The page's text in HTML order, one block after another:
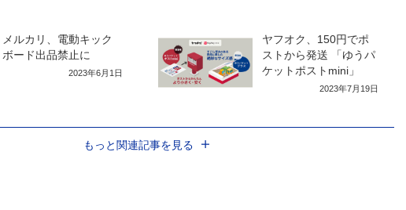
メルカリ、電動キック
ボード出品禁止に
2023年6月1日
ヤフオク、150円でポ
ストから発送 「ゆうパ
ケットポストmini」
2023年7月19日
もっと関連記事を見る